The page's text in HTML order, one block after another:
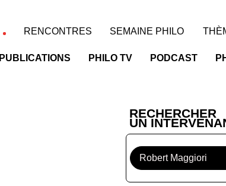
RENCONTRES SEMAINE PHILO
PUBLICATIONS PHILO TV PODCAST
RECHERCHER
UN